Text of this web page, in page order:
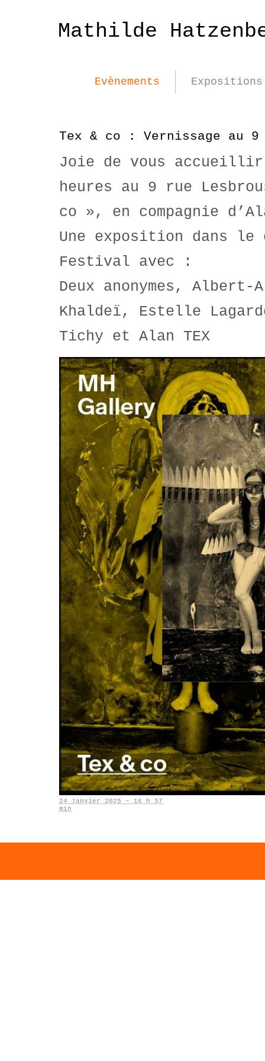
Mathilde
Evènements Expositions
Tex & co : Vernissage au
Joie de vous accueillir
heures au 9 rue
co », en compagnie
Une exposition dans le
Festival avec :
Deux anonymes,
Khaldeï, Estelle
Tichy et Alan TEX
24 janvier 2025 – 16 h 57
min